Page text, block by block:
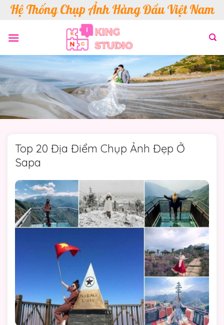
SkipHệ Thống Chụp Ảnh Hàng Đầu Việt Nam
Top 20 Địa Điểm Chụp Ảnh Đẹp Ở
Sapa